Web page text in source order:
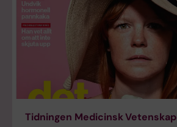
Tidningen Medicinsk Vetenskap